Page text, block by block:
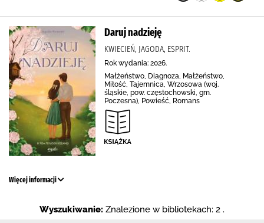
Daruj nadzieję
KWIECIEŃ, JAGODA, ESPRIT.
Rok wydania: 2026.
Małżeństwo, Diagnoza, Małżeństwo,
Miłość, Tajemnica, Wrzosowa (woj.
śląskie, pow. częstochowski, gm.
Poczesna), Powieść, Romans
Więcej informacji
Wyszukiwanie: Znalezione w bibliotekach: 2 .